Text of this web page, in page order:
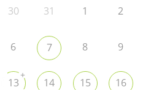
30 31 1 2
6 7 8 9
13
+
14 15 16